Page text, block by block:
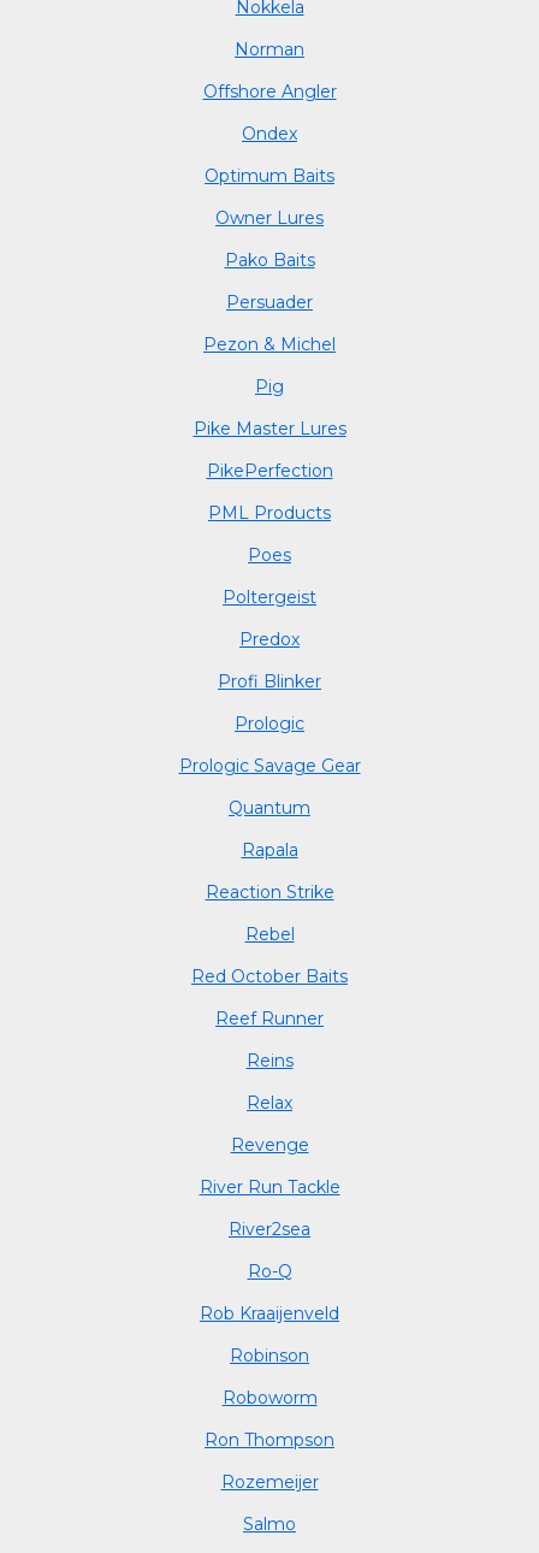
Nokkela
Norman
Offshore Angler
Ondex
Optimum Baits
Owner Lures
Pako Baits
Persuader
Pezon & Michel
Pig
Pike Master Lures
PikePerfection
PML Products
Poes
Poltergeist
Predox
Profi Blinker
Prologic
Prologic Savage Gear
Quantum
Rapala
Reaction Strike
Rebel
Red October Baits
Reef Runner
Reins
Relax
Revenge
River Run Tackle
River2sea
Ro-Q
Rob Kraaijenveld
Robinson
Roboworm
Ron Thompson
Rozemeijer
Salmo